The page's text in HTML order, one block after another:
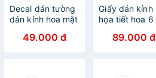
Decal dán tường
dán kính hoa mặt
SK7189ds
49.000 đ
Giấy dán kính
họa tiết hoa 6
89.000 đ